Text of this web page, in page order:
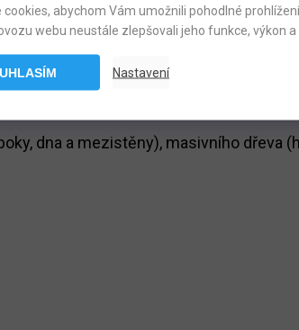
cookies, abychom Vám umožnili pohodlné
webu neustále zlepšovali jeho funkce, výkon a
Nastavení
dna a mezistěny), masivního dřeva